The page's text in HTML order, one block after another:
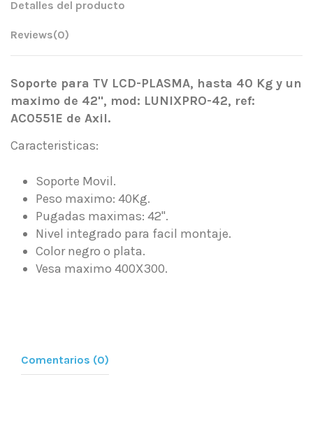
Detalles del producto
Reviews(0)
Soporte para TV LCD-PLASMA, hasta 40 Kg y un
maximo de 42", mod: LUNIXPRO-42, ref:
AC0551E de Axil.
Caracteristicas:
Soporte Movil.
Peso maximo: 40Kg.
Pugadas maximas: 42".
Nivel integrado para facil montaje.
Color negro o plata.
Vesa maximo 400X300.
Comentarios (0)